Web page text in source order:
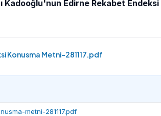
Edirne Rekabet Endeksi
Konusma Metni-281117.pdf
metni-281117.pdf